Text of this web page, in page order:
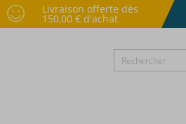
Livraison offerte dès
150,00 € d'achat